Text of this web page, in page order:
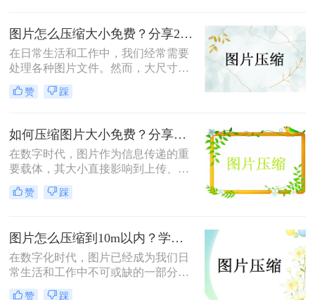
压缩2mb以下怎么弄呢？本文将为你
介绍几种简单有效的方法，帮助你轻
松实现图片压缩。
图片怎么压缩大小免费？分享2种实用压缩方法！
在日常生活和工作中，我们经常需要
处理各种图片文件。然而，大尺寸的
图片不仅占用大量存储空间，还会影
响上传和下载速度。因此，压缩图片
片怎么压缩大小免费呢？本文将介绍
两种免费压缩图片大小的方法，帮助
读者轻松解决图片文件过大的问题。
赞 踩
如何压缩图片大小免费？分享二种压缩方法！
在数字时代，图片作为信息传递的重
要载体，其大小直接影响到上传、分
享和存储的便利性。那么如何压缩图
片大小免费呢？本文将介绍两种免费
赞 踩
图片怎么压缩到10m以内？学会这3种方法轻松压缩!
在数字化时代，图片已经成为我们日
常生活和工作中不可或缺的一部分。
然而，随着高清图片的普及，文件体
赞 踩